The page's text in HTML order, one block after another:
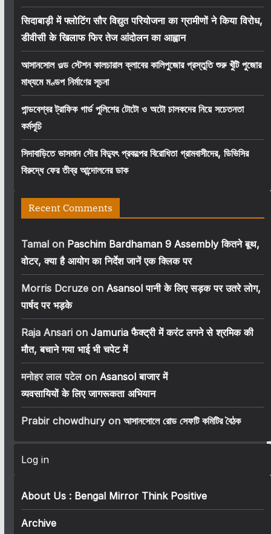
सिदाबाड़ी में फ्लोटिंग सौर विद्युत परियोजना का ग्रामीणों ने किया विरोध,
डीवीसी के खिलाफ फिर तेज आंदोलन का आह्वान
আসানসোল ওল্ড স্টেশন কালচারাল ক্লাবের কালিপুজোর প্রস্তুতি শুরু খুঁটি পুজোর
মাধ্যমে মণ্ডপ নির্মাণের সূচনা
পান্ডবেশ্বর ট্রাফিক গার্ড পুলিশের টোটো ও অটো চালকদের নিয়ে সচেতনতা
কর্মসূচি
সিদাবাড়িতে ভাসমান সৌর বিদ্যুৎ প্রকল্পের বিরোধিতা গ্রামবাসীদের, ডিভিসির
বিরুদ্ধে ফের তীব্র আন্দোলনের ডাক
Recent Comments
Tamalon Paschim Bardhaman 9 Assembly कितने बूथ,
वोटर, क्या है आयोग का निर्देश जानें एक क्लिक पर
Morris Dcruzeon Asansol पानी के लिए सड़क पर उतरे लोग,
पार्षद पर भड़के
Raja Ansarion Jamuria फैक्ट्री में करंट लगने से श्रमिक की
मौत, बचाने गया भाई भी चपेट में
मनोहर लाल पटेलon Asansol बाजार में
व्यवसायियों के लिए जागरूकता अभियान
Prabir chowdhuryon আসানসোলে রোড সেফটি কমিটির বৈঠক
Log in
About Us : Bengal Mirror Think Positive
Archive